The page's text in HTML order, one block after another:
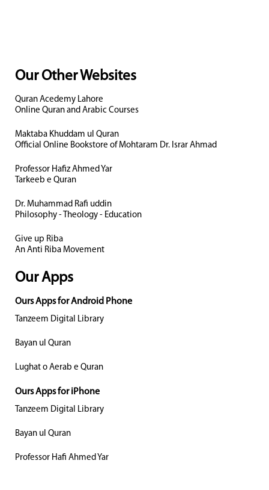
Our Other Websites
Quran Acedemy Lahore
Online Quran and Arabic Courses
Maktaba Khuddam ul Quran
Official Online Bookstore of Mohtaram Dr. Israr Ahmad
Professor Hafiz Ahmed Yar
Tarkeeb e Quran
Dr. Muhammad Rafi uddin
Philosophy - Theology - Education
Give up Riba
An Anti Riba Movement
Our Apps
Ours Apps for Android Phone
Tanzeem Digital Library
Bayan ul Quran
Lughat o Aerab e Quran
Ours Apps for iPhone
Tanzeem Digital Library
Bayan ul Quran
Professor Hafi Ahmed Yar